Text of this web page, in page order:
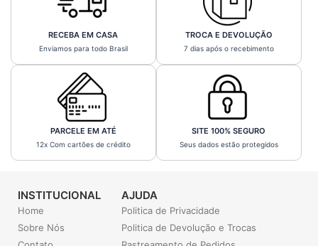
RECEBA EM CASA
Enviamos para todo Brasil
TROCA E DEVOLUÇÃO
7 dias após o recebimento
PARCELE EM ATÉ
12x Com cartões de crédito
SITE 100% SEGURO
Seus dados estão protegidos
INSTITUCIONAL
Home
Sobre Nós
AJUDA
Politica de Privacidade
Politica de Devolução e Trocas